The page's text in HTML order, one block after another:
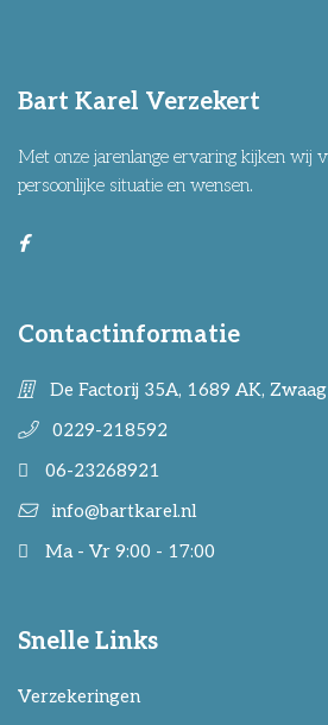
Bart Karel Verzekert
Met onze jarenlange ervaring kijken wij
persoonlijke situatie en wensen.
Contactinformatie
De Factorij 35A, 1689 AK, Zwaag
0229-218592
06-23268921
info@bartkarel.nl
Ma - Vr 9:00 - 17:00
Snelle Links
Verzekeringen